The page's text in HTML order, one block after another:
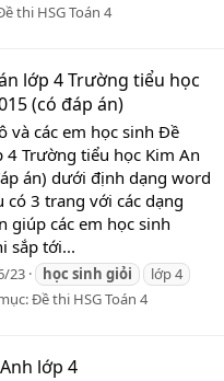
thi HSG Toán 4
lớp 4 Trường tiểu học
(có đáp án)
và các em học sinh Đề
4 Trường tiểu học Kim An
án) dưới định dạng word
có 3 trang với các dạng
giúp các em học sinh
sắp tới...
23 học sinh giỏi
lớp 4
Đề thi HSG Toán 4
lớp 4